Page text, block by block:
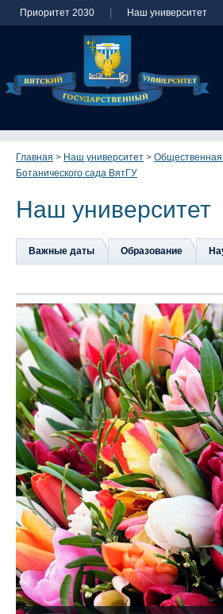
Приоритет 2030 Наш университет
Главная > Наш университет >
Ботанического сада ВятГУ
Наш университет
Важные даты Образование